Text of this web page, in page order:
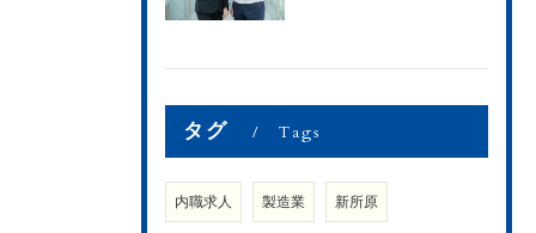
タグ Tags
内職求人 製造業 新所原